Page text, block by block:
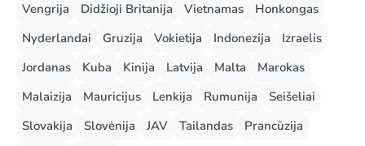
Vengrija
Didžioji Britanija Vietnamas
Honkongas
Nyderlandai
Gruzija Vokietija Indonezija
Izraelis
Jordanas
Kuba Kinija Latvija Malta
Marokas
Malaizija
Mauricijus Lenkija Rumunija
Seišeliai
Slovakija
Slovėnija JAV Tailandas
Prancūzija